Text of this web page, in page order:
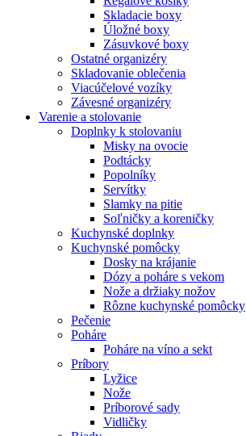
Skladacie boxy
Úložné boxy
Zásuvkové boxy
Ostatné organizéry
Skladovanie oblečenia
Viacúčelové vozíky
Závesné organizéry
Varenie a stolovanie
Doplnky k stolovaniu
Misky na ovocie
Podtácky
Popolníky
Servítky
Slamky na pitie
Soľničky a koreničky
Kuchynské doplnky
Kuchynské pomôcky
Dosky na krájanie
Dózy a poháre s vekom
Nože a držiaky nožov
Rôzne kuchynské pomôcky
Pečenie
Poháre
Poháre na víno a sekt
Príbory
Lyžice
Nože
Príborové sady
Vidličky